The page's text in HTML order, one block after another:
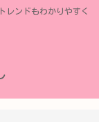
レンドもわかりやすく